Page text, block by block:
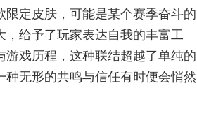
定皮肤，可能是某个赛季奋斗的
给予了玩家表达自我的丰富工
戏历程，这种联结超越了单纯的
无形的共鸣与信任有时便会悄然